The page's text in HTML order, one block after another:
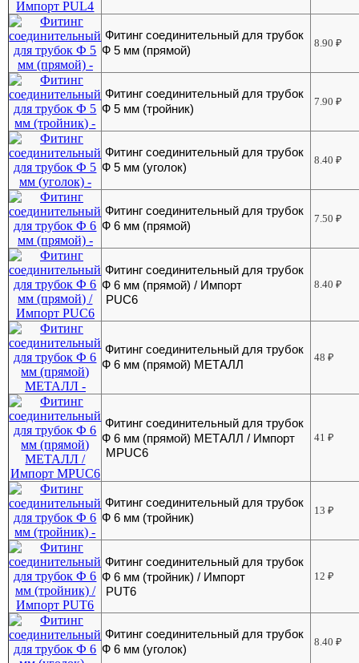
Фитинг соединительный для трубок
Ф 5 мм (прямой)
8.90₽
Фитинг соединительный для трубок
Ф 5 мм (тройник)
7.90₽
Фитинг соединительный для трубок
Ф 5 мм (уголок)
8.40₽
Фитинг соединительный для трубок
Ф 6 мм (прямой)
7.50₽
Фитинг соединительный для трубок
Ф 6 мм (прямой) / Импорт
PUC6
8.40₽
Фитинг соединительный для трубок
Ф 6 мм (прямой) МЕТАЛЛ
48₽
Фитинг соединительный для трубок
Ф 6 мм (прямой) МЕТАЛЛ / Импорт
MPUC6
41₽
Фитинг соединительный для трубок
Ф 6 мм (тройник)
13₽
Фитинг соединительный для трубок
Ф 6 мм (тройник) / Импорт
PUT6
12₽
Фитинг соединительный для трубок
Ф 6 мм (уголок)
8.40₽